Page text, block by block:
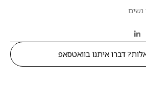
נשים
דברו איתנו בוואטסאפ